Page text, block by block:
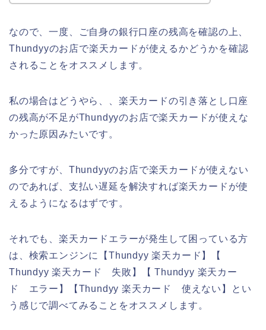
なので、一度、ご自身の銀行口座の残高を確認の上、
Thundyyのお店で楽天カードが使えるかどうかを確認
されることをオススメします。
私の場合はどうやら、、楽天カードの引き落とし口座
の残高が不足がThundyyのお店で楽天カードが使えな
かった原因みたいです。
多分ですが、Thundyyのお店で楽天カードが使えない
のであれば、支払い遅延を解決すれば楽天カードが使
えるようになるはずです。
それでも、楽天カードエラーが発生して困っている方
は、検索エンジンに【Thundyy 楽天カード】【
Thundyy 楽天カード 失敗】【 Thundyy 楽天カー
ド エラー】【Thundyy 楽天カード 使えない】とい
う感じで調べてみることをオススメします。